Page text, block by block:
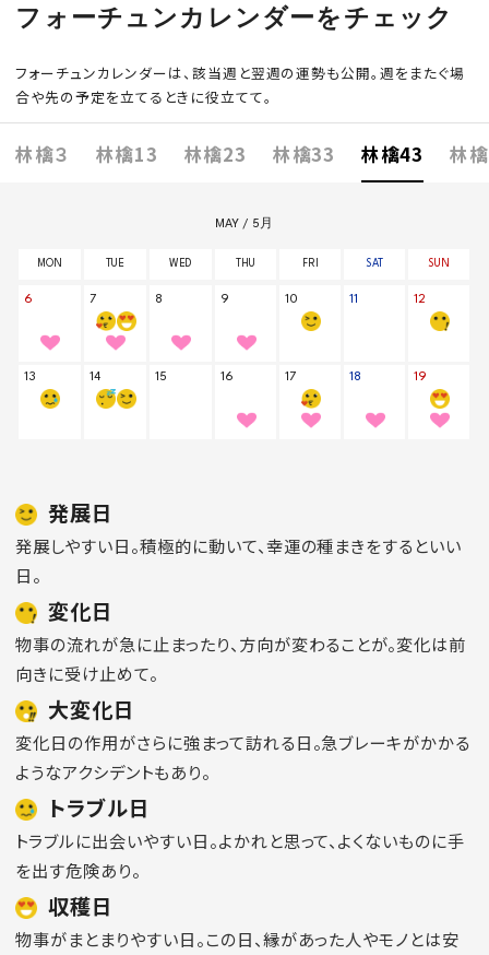
フォーチュンカレンダーをチェック
フォーチュンカレンダーは、該当週と翌週の運勢も公開。週をまたぐ場
合や先の予定を立てるときに役立てて。
林檎３ 林檎13 林檎23 林檎33 林檎43 林
発展日
発展しやすい日。積極的に動いて、幸運の種まきをするといい
日。
変化日
物事の流れが急に止まったり、方向が変わることが。変化は前
向きに受け止めて。
大変化日
変化日の作用がさらに強まって訪れる日。急ブレーキがかかる
ようなアクシデントもあり。
トラブル日
トラブルに出会いやすい日。よかれと思って、よくないものに手
を出す危険あり。
収穫日
物事がまとまりやすい日。この日、縁があった人やモノとは安